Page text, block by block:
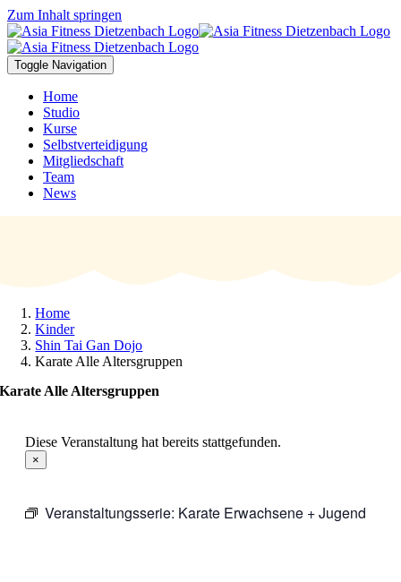
Zum Inhalt springen
Toggle Navigation
Home
Studio
Kurse
Selbstverteidigung
Mitgliedschaft
Team
News
Home
Kinder
Shin Tai Gan Dojo
Karate Alle Altersgruppen
Karate Alle Altersgruppen
Diese Veranstaltung hat bereits stattgefunden.
×
Veranstaltungsserie: Karate Erwachsene + Jugend